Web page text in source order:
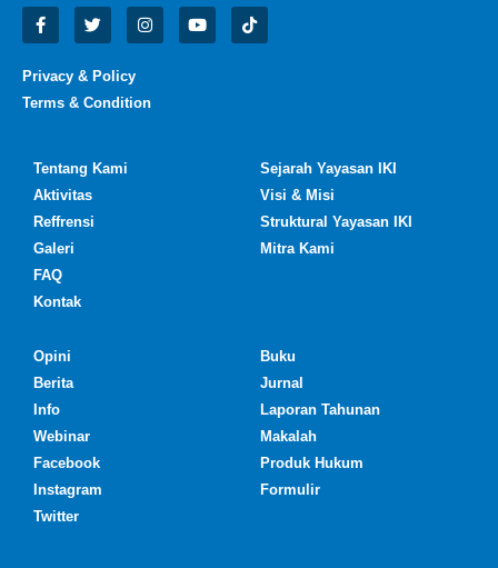
Privacy & Policy
Terms & Condition
Tentang Kami
Aktivitas
Reffrensi
Galeri
FAQ
Kontak
Sejarah Yayasan IKI
Visi & Misi
Struktural Yayasan IKI
Mitra Kami
Opini
Berita
Info
Webinar
Facebook
Instagram
Twitter
Buku
Jurnal
Laporan Tahunan
Makalah
Produk Hukum
Formulir